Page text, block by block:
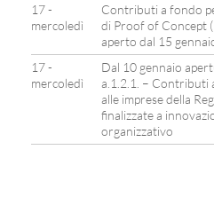
17 -
mercoledì
Contributi a fondo
di Proof of Concept
aperto dal 15
17 -
mercoledì
Dal 10 gennaio
a.1.2.1. – Contributi
alle imprese della
finalizzate a
organizzativo